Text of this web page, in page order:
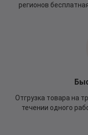
регионов
Отгрузка товара на
течении одного